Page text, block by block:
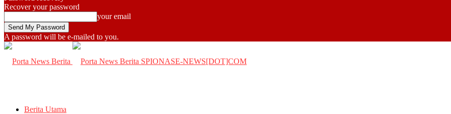
Recover your password
your email
A password will be e-mailed to you.
SPIONASE-NEWS[DOT]COM
Berita Utama